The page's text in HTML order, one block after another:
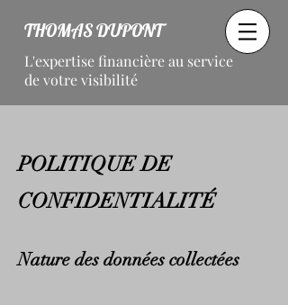
THOMAS DUPONT
L'expertise financière au service
de votre visibilité
POLITIQUE DE
CONFIDENTIALITÉ
Nature des données collectées